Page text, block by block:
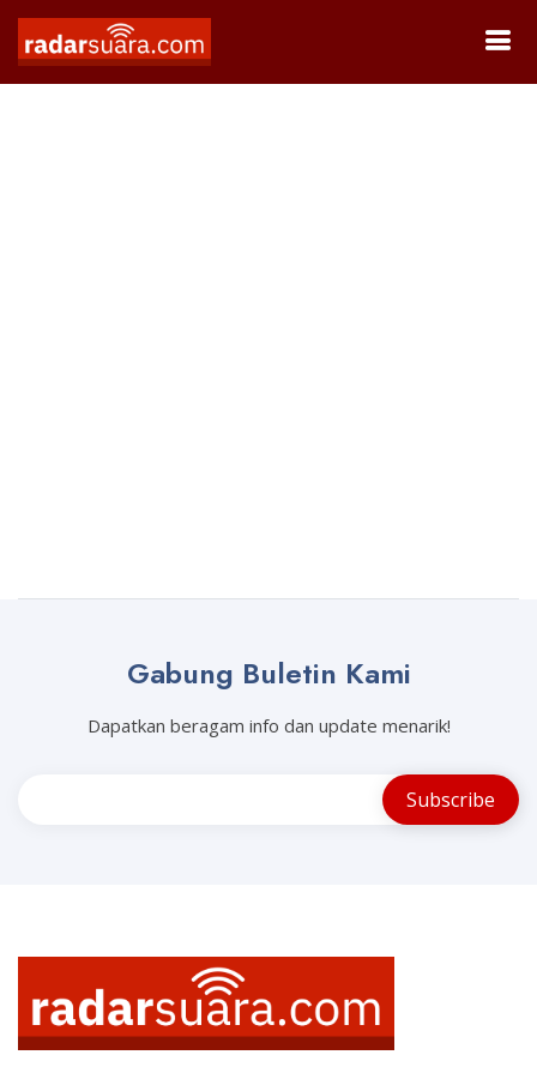
Ups, news not found...
Gabung Buletin Kami
Dapatkan beragam info dan update menarik!